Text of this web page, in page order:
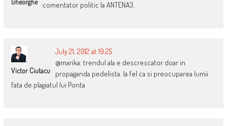
Gheorghe
comentator politic la ANTENA3.
Victor Ciutacu
July 21, 2012 at 19:25
@marika: trendul ala e descrescator doar in
propaganda pedelista. la fel ca si preocuparea lumii
fata de plagiatul lui Ponta